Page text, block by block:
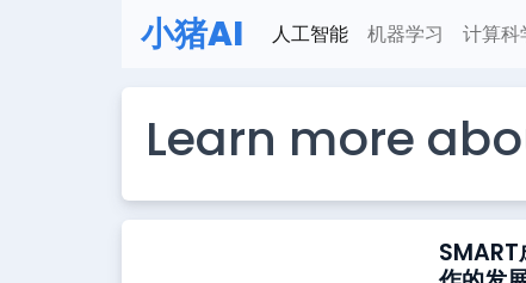
小猪AI 人工智能 机器学习 计算科
Learn more